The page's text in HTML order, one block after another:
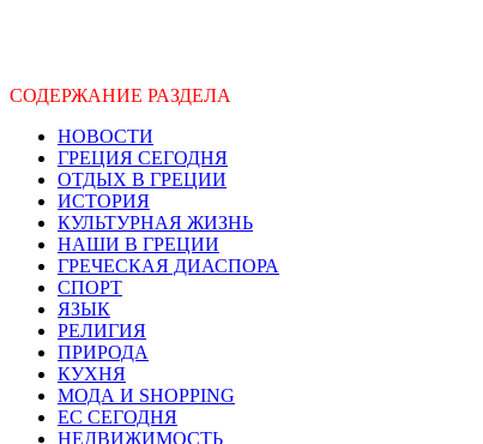
СОДЕРЖАНИЕ РАЗДЕЛА
НОВОСТИ
ГРЕЦИЯ СЕГОДНЯ
ОТДЫХ В ГРЕЦИИ
ИСТОРИЯ
КУЛЬТУРНАЯ ЖИЗНЬ
НАШИ В ГРЕЦИИ
ГРЕЧЕСКАЯ ДИАСПОРА
СПОРТ
ЯЗЫК
РЕЛИГИЯ
ПРИРОДА
КУХНЯ
МОДА И SHOPPING
ЕС СЕГОДНЯ
НЕДВИЖИМОСТЬ